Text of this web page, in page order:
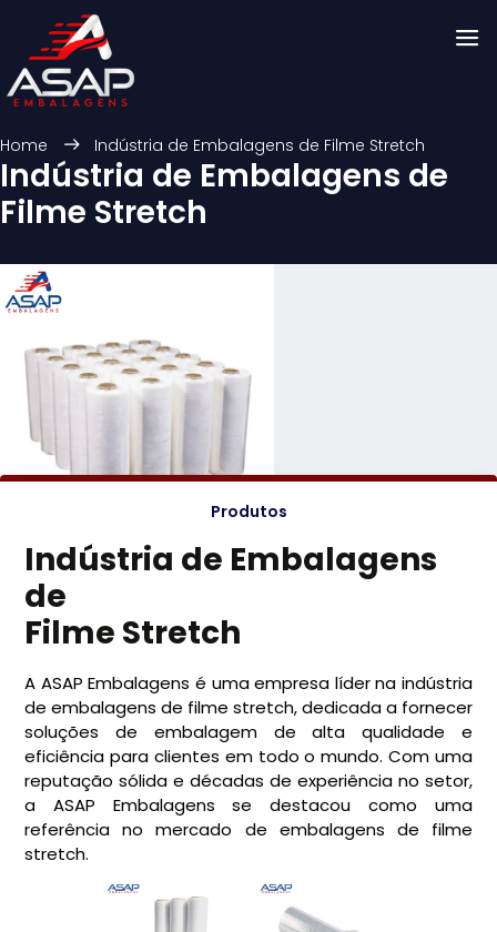
Home Indústria de Embalagens de Filme Stretch
Indústria de Embalagens de
Filme Stretch
Produtos
Indústria de Embalagens
de
Filme Stretch
A ASAP Embalagens é uma empresa líder na indústria
de embalagens de filme stretch, dedicada a fornecer
soluções de embalagem de alta qualidade e
eficiência para clientes em todo o mundo. Com uma
reputação sólida e décadas de experiência no setor,
a ASAP Embalagens se destacou como uma
referência no mercado de embalagens de filme
stretch.